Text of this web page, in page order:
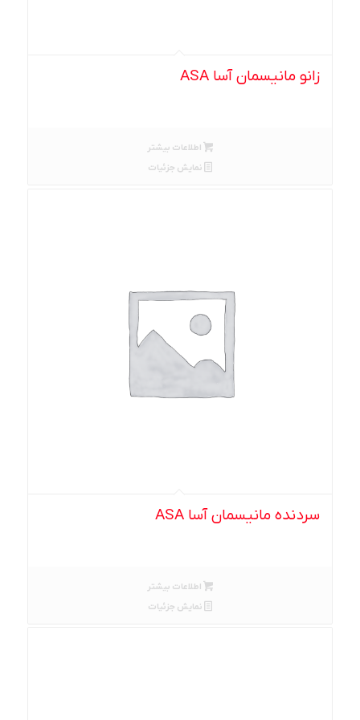
زانو مانیسمان آسا ASA
اطلاعات بیشتر
نمایش جزئیات
سردنده مانیسمان آسا ASA
اطلاعات بیشتر
نمایش جزئیات